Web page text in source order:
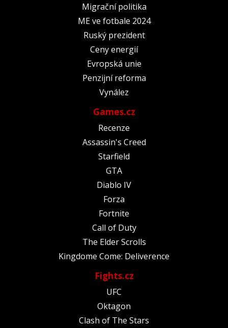
Migrační politika
ME ve fotbale 2024
Ruský prezident
Ceny energií
Evropská unie
Penzijní reforma
Vynález
Games.cz
Recenze
Assassin's Creed
Starfield
GTA
Diablo IV
Forza
Fortnite
Call of Duty
The Elder Scrolls
Kingdome Come: Deliverence
Fights.cz
UFC
Oktagon
Clash of The Stars